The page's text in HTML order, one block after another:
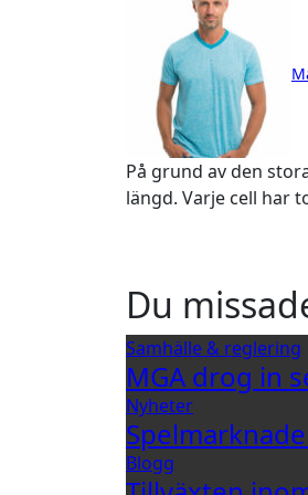
På grund av den stora mängden DNA separeras den i 23 distinkta kromosompar av varierande
längd. Varje cell har
Du
Samhälle & reglering
MGA drog in
Nyheter
Blogg